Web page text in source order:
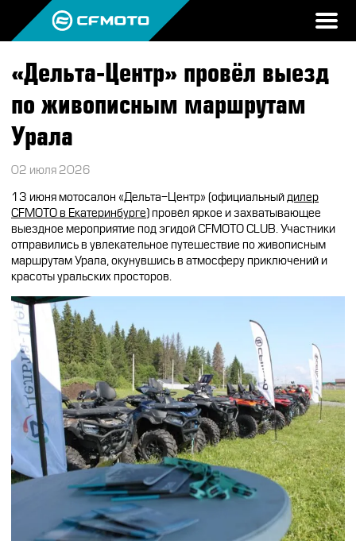
ПРОДУКЦИЯ
ЭКИПИРОВКА
АКСЕССУАРЫ
ЗАПЧАСТИ
CFMOTO РЕКОМЕНДУЕТ
CFMOTO ФИНАНС
ЛИЗИНГ
СТАТЬ ПОСТАВЩИКОМ
МИР CFMOTO
ГАЛЕРЕЯ
НАШИ ПОБЕДЫ
ПУТЕШЕСТВИЯ
CFMOTO Х СИМАЧЁВ
ТЕСТ-ДРАЙВ
ТЕСТ-ДРАЙВ CFMOTO
CFMOTO TRAVEL
CFMOTO ЭКСПЕРТ
ВХОД
Дилеры
Найти дилера
Стать дилером
Конфигуратор
«Дельта-Центр» провёл выезд
по живописным маршрутам
Урала
02 июля 2026
13 июня мотосалон «Дельта-Центр» (официальныйдилер
CFMOTO в Екатеринбурге) провёл яркое и захватывающее
выездное мероприятие под эгидой CFMOTO CLUB. Участники
отправились в увлекательное путешествие по живописным
маршрутам Урала, окунувшись в атмосферу приключений и
красоты уральских просторов.